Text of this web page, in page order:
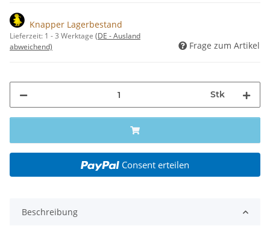
Knapper Lagerbestand
Lieferzeit: 1 - 3 Werktage (DE - Ausland
abweichend)
Frage zum Artikel
Stk
Consent erteilen
Beschreibung